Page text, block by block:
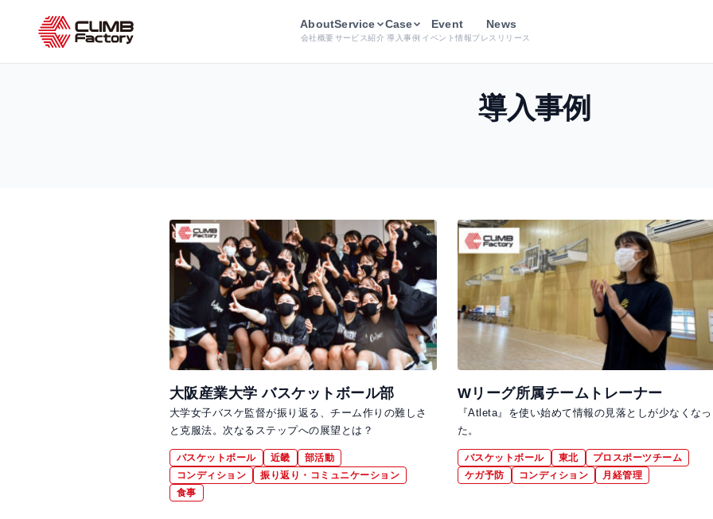
About
会社概要
Service
サービス紹介
Case
導入事例
Event
イベント情報
News
プレスリリース
導入事例
大阪産業大学 バスケットボール部
大学女子バスケ監督が振り返る、チーム作りの難しさ
と克服法。次なるステップへの展望とは？
バスケットボール 近畿
部活動
コンディション
振り返り・コミュニケーション
食事
Wリーグ所属チームトレーナー
『Atleta』を使い始めて情報の見落としが少なくなっ
た。
バスケットボール 東北
プロスポーツチーム
ケガ予防
コンディション 月経管理